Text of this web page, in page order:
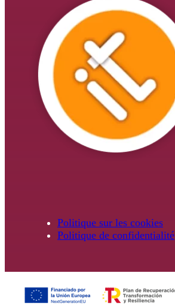
Politique sur les cookies
Politique de confidentialité